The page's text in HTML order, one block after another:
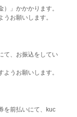
」かかかります。
お願いします。
て、お振込をしてい
うお願いします。
を前払いにて、kuc